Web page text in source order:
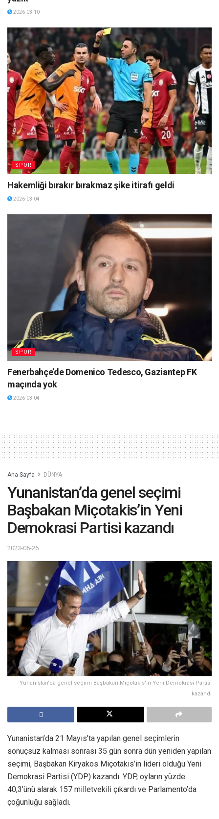
2026-03-10
SPOR
Hakemliği bırakır bırakmaz şike itirafı geldi
2026-03-04
SPOR
Fenerbahçe’de Domenico Tedesco, Gaziantep FK
maçında yok
2026-03-04
Ana Sayfa DÜNYA
Yunanistan’da genel seçimi
Başbakan Miçotakis’in Yeni
Demokrasi Partisi kazandı
2023-06-26
Yunanistan'da genel seçimi Başbakan Miçotakis'in Yeni Demokrasi Partisi
kazandı
Yunanistan’da 21 Mayıs’ta yapılan genel seçimlerin
sonuçsuz kalması sonrası 35 gün sonra dün yeniden yapılan
seçimi, Başbakan Kiryakos Miçotakis’in lideri olduğu Yeni
Demokrasi Partisi (YDP) kazandı. YDP, oyların yüzde
40,3’ünü alarak 157 milletvekili çıkardı ve Parlamento’da
çoğunluğu sağladı.